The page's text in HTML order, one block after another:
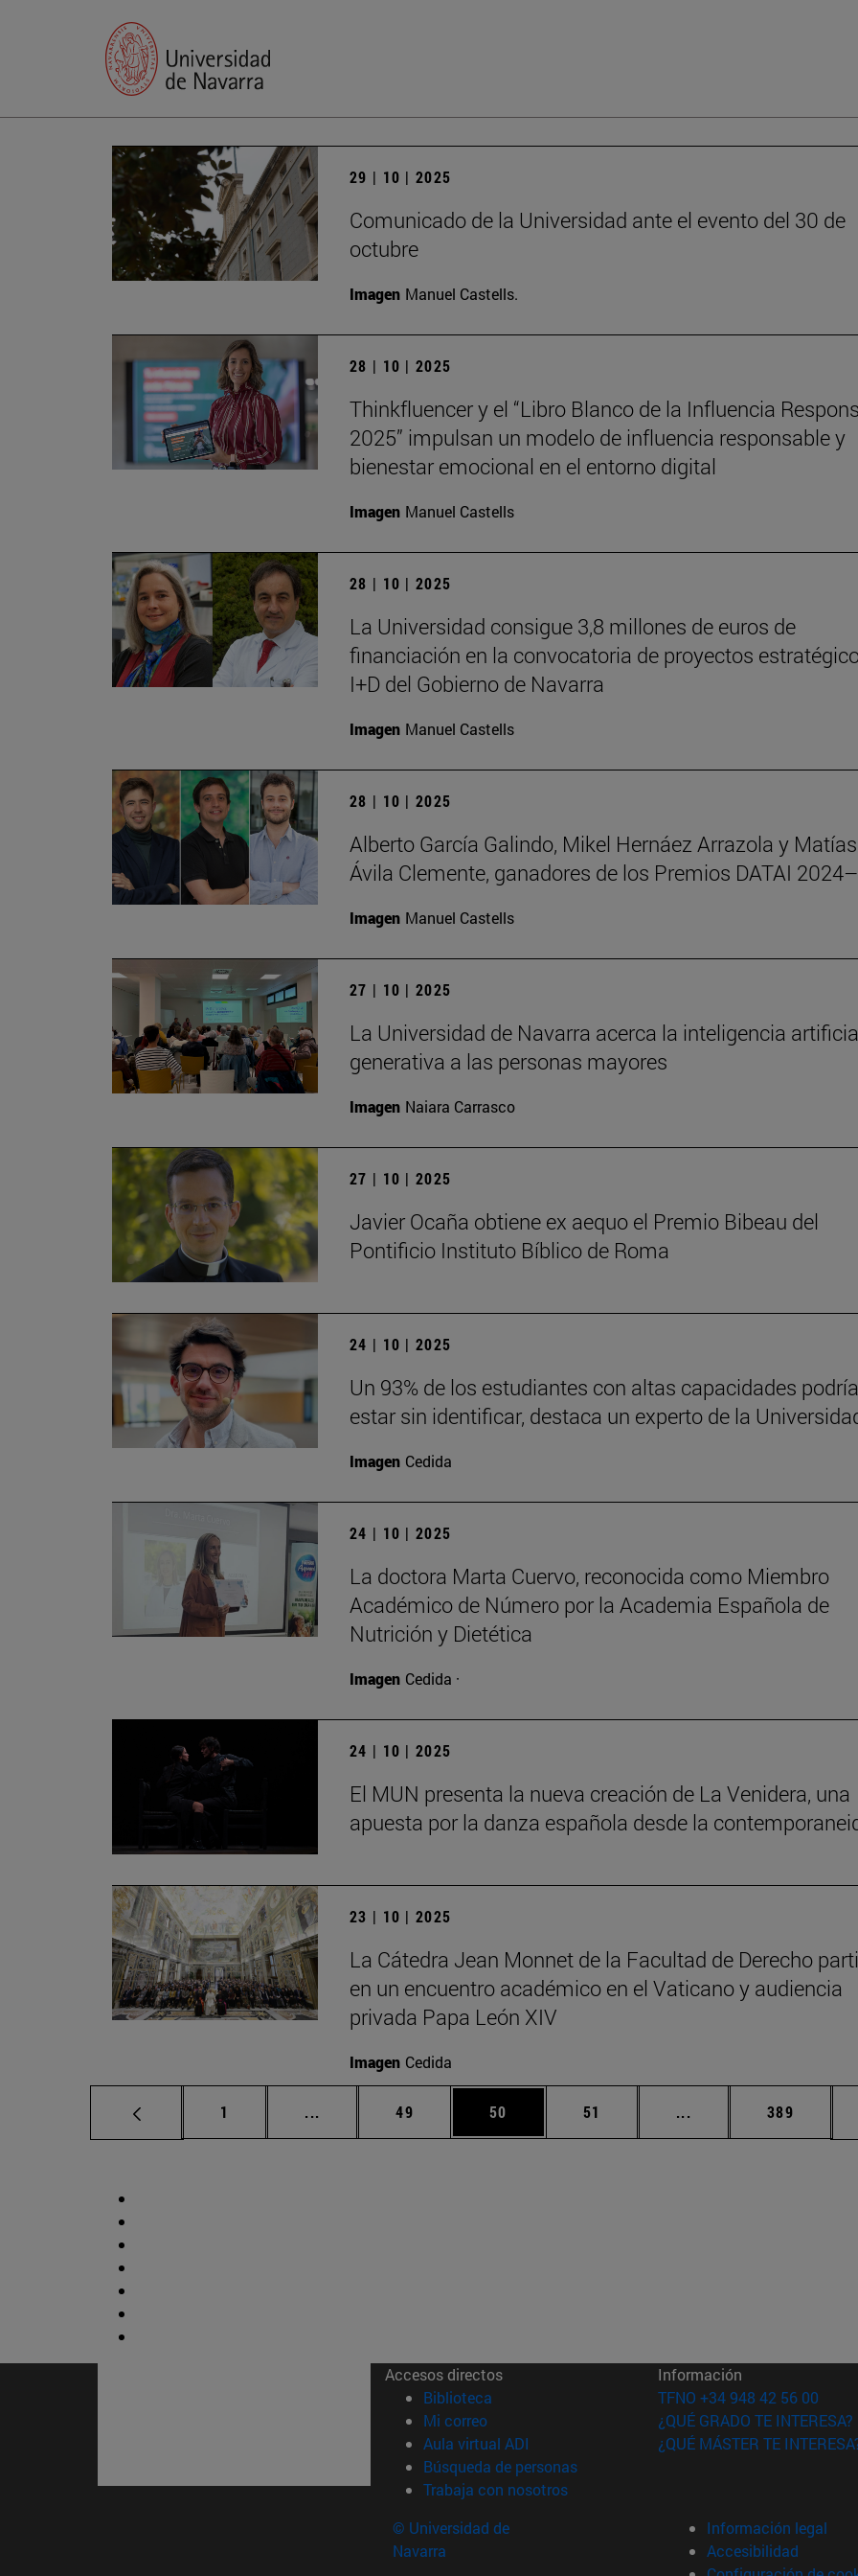
29 | 10 | 2025
Comunicado de la Universidad ante el evento del 30 de
octubre
Imagen Manuel Castells.
28 | 10 | 2025
Thinkfluencer y el “Libro Blanco de la Influencia
2025” impulsan un modelo de influencia responsable y
bienestar emocional en el entorno digital
Imagen Manuel Castells
28 | 10 | 2025
La Universidad consigue 3,8 millones de euros de
financiación en la convocatoria de proyectos
I+D del Gobierno de Navarra
Imagen Manuel Castells
28 | 10 | 2025
Alberto García Galindo, Mikel Hernáez Arrazola y Matías
Ávila Clemente, ganadores de los Premios DATAI
Imagen Manuel Castells
27 | 10 | 2025
La Universidad de Navarra acerca la inteligencia
generativa a las personas mayores
Imagen Naiara Carrasco
27 | 10 | 2025
Javier Ocaña obtiene ex aequo el Premio Bibeau del
Pontificio Instituto Bíblico de Roma
24 | 10 | 2025
Un 93% de los estudiantes con altas capacidades
estar sin identificar, destaca un experto de la
Imagen Cedida
24 | 10 | 2025
La doctora Marta Cuervo, reconocida como Miembro
Académico de Número por la Academia Española de
Nutrición y Dietética
Imagen Cedida ·
24 | 10 | 2025
El MUN presenta la nueva creación de La Venidera, una
apuesta por la danza española desde la
23 | 10 | 2025
La Cátedra Jean Monnet de la Facultad de Derecho
en un encuentro académico en el Vaticano y audiencia
privada Papa León XIV
Imagen Cedida
Página
1 ... Páginas intermedias Use TAB para desplazarse.
Página
49 Página
50 Página
51 ... Páginas intermedias
Página
389
Accesos directos
Biblioteca (abre en nueva ventana)
Mi correo(abre en nueva ventana)
Aula virtual ADI (abre en nueva ventana)
Búsqueda de personas(abre en nueva ventana)
Trabaja con nosotros(abre en nueva ventana)
Información
TFNO +34 948 42 56 00
¿QUÉ GRADO TE INTERESA?
¿QUÉ MÁSTER TE
© Universidad de
Navarra
Información legal
Accesibilidad